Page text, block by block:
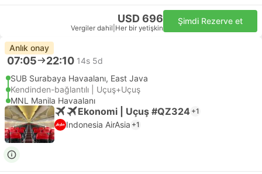
USD 696
Vergiler dahil Her bir yetişkin
Şimdi Rezerve et
Anlık onay
07:05 22:10 14s 5d
SUB Surabaya Havaalanı, East Java
Kendinden-bağlantılı | Uçuş+Uçuş
MNL Manila Havaalanı
Ekonomi | Uçuş #QZ324 +1
Indonesia AirAsia +1